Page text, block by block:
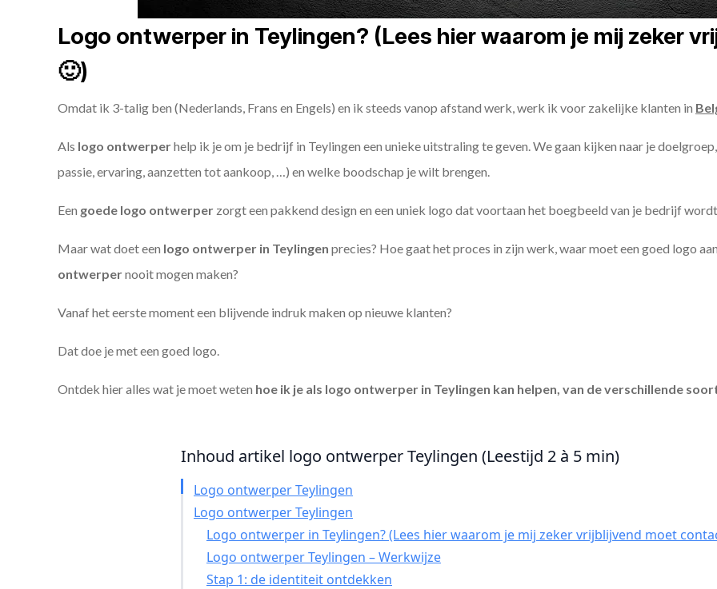
Logo ontwerper in Teylingen? (Lees hier waarom je mij zeker
🙂)
Omdat ik 3-talig ben (Nederlands, Frans en Engels) en ik steeds vanop afstand werk, werk ik voor zakelijke klanten in
Als logo ontwerperhelp ik je om je bedrijf in Teylingen een unieke uitstraling te geven. We gaan kijken naar je
passie, ervaring, aanzetten tot aankoop, …) en welke boodschap je wilt brengen.
Een goede logo ontwerper zorgt een pakkend design en een uniek logo dat voortaan het boegbeeld van je bedrijf
Maar wat doet een logo ontwerper in Teylingen precies? Hoe gaat het proces in zijn werk, waar moet een goed logo
ontwerpernooit mogen maken?
Vanaf het eerste moment een blijvende indruk maken op nieuwe klanten?
Dat doe je met een goed logo.
Ontdek hier alles wat je moet weten hoe ik je als logo ontwerper in Teylingen kan helpen, van de verschillende
Inhoud artikel logo ontwerper Teylingen (Leestijd 2 à 5 min)
Logo ontwerper Teylingen
Logo ontwerper Teylingen
Logo ontwerper in Teylingen? (Lees hier waarom je mij zeker vrijblijvend moet
Logo ontwerper Teylingen – Werkwijze
Stap 1: de identiteit ontdekken